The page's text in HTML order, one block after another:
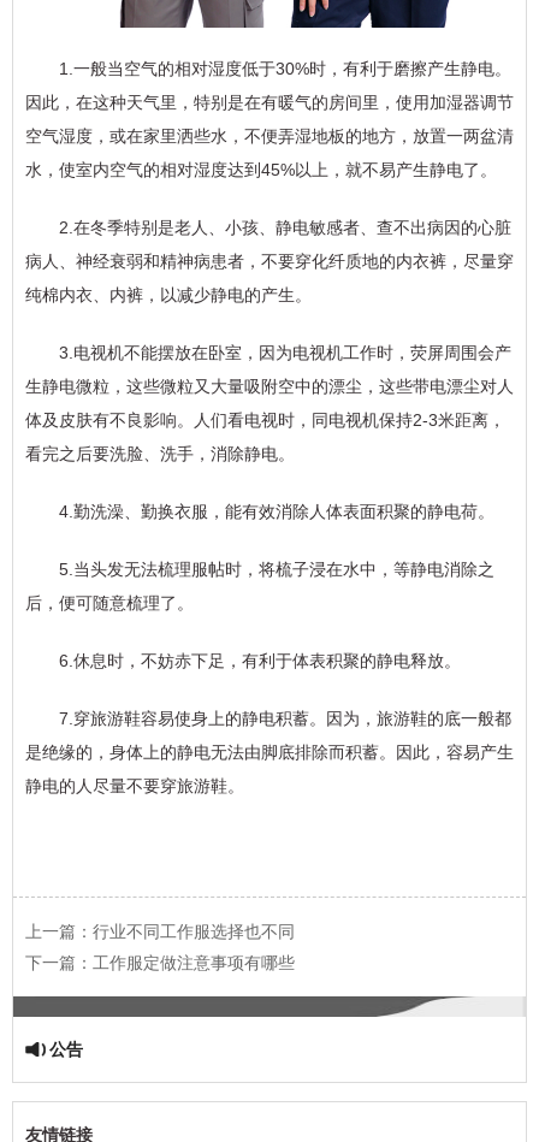
1.一般当空气的相对湿度低于30%时，有利于磨擦产生静电。
因此，在这种天气里，特别是在有暖气的房间里，使用加湿器调节
空气湿度，或在家里洒些水，不便弄湿地板的地方，放置一两盆清
水，使室内空气的相对湿度达到45%以上，就不易产生静电了。
2.在冬季特别是老人、小孩、静电敏感者、查不出病因的心脏
病人、神经衰弱和精神病患者，不要穿化纤质地的内衣裤，尽量穿
纯棉内衣、内裤，以减少静电的产生。
3.电视机不能摆放在卧室，因为电视机工作时，荧屏周围会产
生静电微粒，这些微粒又大量吸附空中的漂尘，这些带电漂尘对人
体及皮肤有不良影响。人们看电视时，同电视机保持2-3米距离，
看完之后要洗脸、洗手，消除静电。
4.勤洗澡、勤换衣服，能有效消除人体表面积聚的静电荷。
5.当头发无法梳理服帖时，将梳子浸在水中，等静电消除之
后，便可随意梳理了。
6.休息时，不妨赤下足，有利于体表积聚的静电释放。
7.穿旅游鞋容易使身上的静电积蓄。因为，旅游鞋的底一般都
是绝缘的，身体上的静电无法由脚底排除而积蓄。因此，容易产生
静电的人尽量不要穿旅游鞋。
上一篇： 行业不同工作服选择也不同
下一篇： 工作服定做注意事项有哪些
公告
友情链接